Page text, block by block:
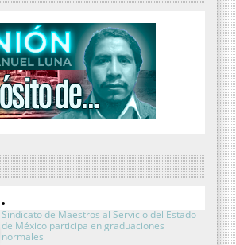
Sindicato de Maestros al Servicio del Estado
de México participa en graduaciones
normales